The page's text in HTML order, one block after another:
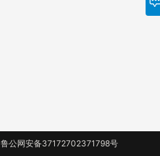
鲁公网安备37172702371798号